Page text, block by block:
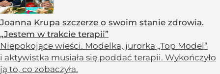
Joanna Krupa szczerze o swoim stanie zdrowia.
„Jestem w trakcie terapii”
Niepokojące wieści. Modelka, jurorka „Top Model”
i aktywistka musiała się poddać terapii. Wykończyło
ją to, co zobaczyła.